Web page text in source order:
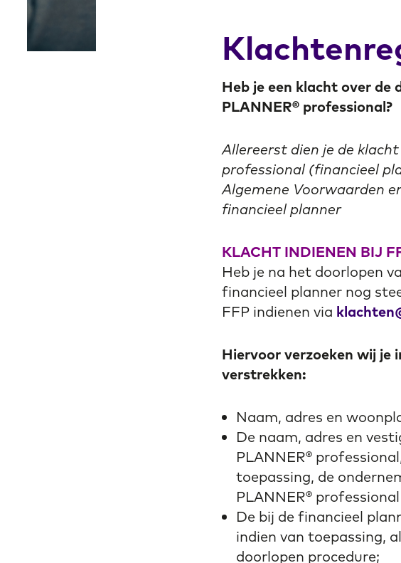
Heb je een klacht over de
PLANNER® professional?
Allereerst dien je de klacht
professional (financieel
Algemene Voorwaarden
financieel planner
KLACHT INDIENEN BIJ
Heb je na het doorlopen
financieel planner nog
FFP indienen via
Hiervoor verzoeken wij je
verstrekken:
Naam, adres en
De naam, adres en
PLANNER®
toepassing, de
PLANNER®
De bij de financieel
indien van toepassing,
doorlopen procedure;